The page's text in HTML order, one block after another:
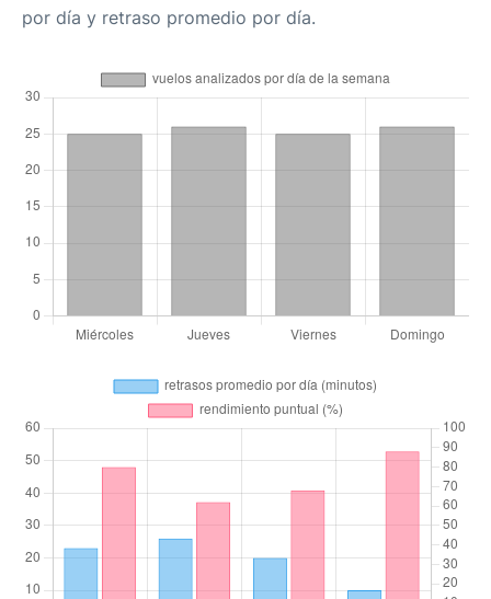
por día y retraso promedio por día.